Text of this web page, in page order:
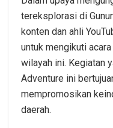
tereksplorasi di
konten dan ahli
untuk mengikuti
wilayah ini. Kegiatan
Adventure ini
mempromosikan
daerah.